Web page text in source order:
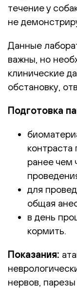
течение у
не
Данные
важны, но
клинические
обстановку,
Подготовка
ранее чем
для
общая
в день
кормить.
Показания:
нервов,